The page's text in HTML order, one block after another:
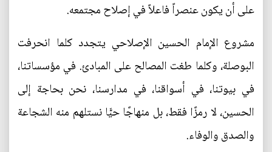
على أن يكون عنصراً فاعلاً في إصلاح مجتمعه.
مشروع الإمام الحسين الإصلاحي يتجدد كلما انحرفت
البوصلة، وكلما طغت المصالح على المبادئ. في مؤسساتنا،
في بيوتنا، في أسواقنا، في مدارسنا، نحن بحاجة إلى
الحسين، لا رمزًا فقط، بل منهاجًا حيًّا نستلهم منه الشجاعة
والصدق والوفاء.